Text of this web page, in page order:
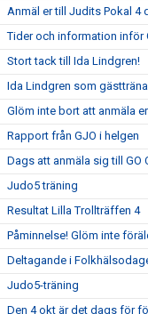
Anmäl er till Judits Pokal 4
Tider och information inför
Stort tack till Ida Lindgren!
Ida Lindgren som
Glöm inte bort att anmäla
Rapport från GJO i helgen
Dags att anmäla sig till GO
Judo5 träning
Resultat Lilla Trollträffen 4
Påminnelse! Glöm inte
Deltagande i
Judo5-träning
Den 4 okt är det dags för